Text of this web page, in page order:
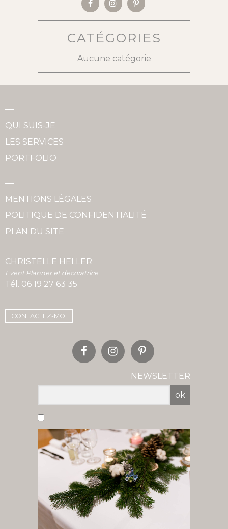
CATÉGORIES
Aucune catégorie
QUI SUIS-JE
LES SERVICES
PORTFOLIO
MENTIONS LÉGALES
POLITIQUE DE CONFIDENTIALITÉ
PLAN DU SITE
CHRISTELLE HELLER
Event Planner et décoratrice
Tél. 06 19 27 63 35
CONTACTEZ-MOI
NEWSLETTER
ok